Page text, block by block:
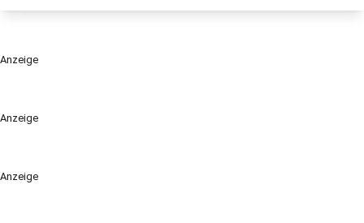
Anzeige
Anzeige
Anzeige